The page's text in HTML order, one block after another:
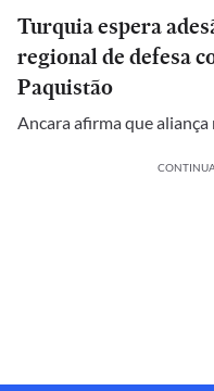
Turquia espera
regional de defesa
Paquistão
Ancara afirma que